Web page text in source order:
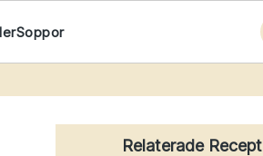
Soppor
Primary
Sidebar
Relaterade Recept